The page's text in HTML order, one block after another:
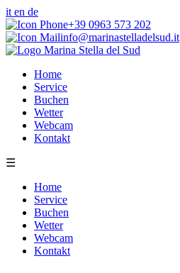
it en de
+39 0963 573 202
info@marinastelladelsud.it
Home
Service
Buchen
Wetter
Webcam
Kontakt
☰
Home
Service
Buchen
Wetter
Webcam
Kontakt